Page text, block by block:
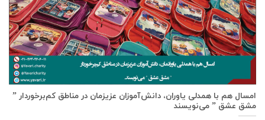
امسال هم با همدلی یاوران، دانش‌آموزان عزیزمان در مناطق کم‌برخوردار ”
مشق عشق ” می‌نویسند